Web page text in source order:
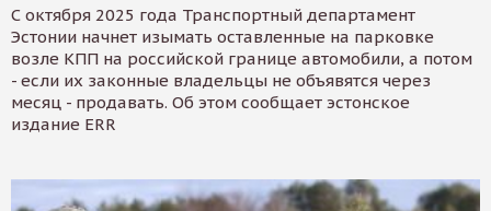
С октября 2025 года Транспортный департамент
Эстонии начнет изымать оставленные на парковке
возле КПП на российской границе автомобили, а потом
- если их законные владельцы не объявятся через
месяц - продавать. Об этом сообщает эстонское
издание ERR